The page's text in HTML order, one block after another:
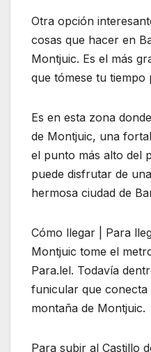
Otra opción
cosas que hacer en
Montjuic. Es el más
que tómese tu
Es en esta zona
de Montjuic, una
el punto más alto del
puede disfrutar de
hermosa ciudad de
Cómo llegar | Para
Montjuic tome el
Para.lel. Todavía
funicular que
montaña de Montjuic.
Para subir al Castillo